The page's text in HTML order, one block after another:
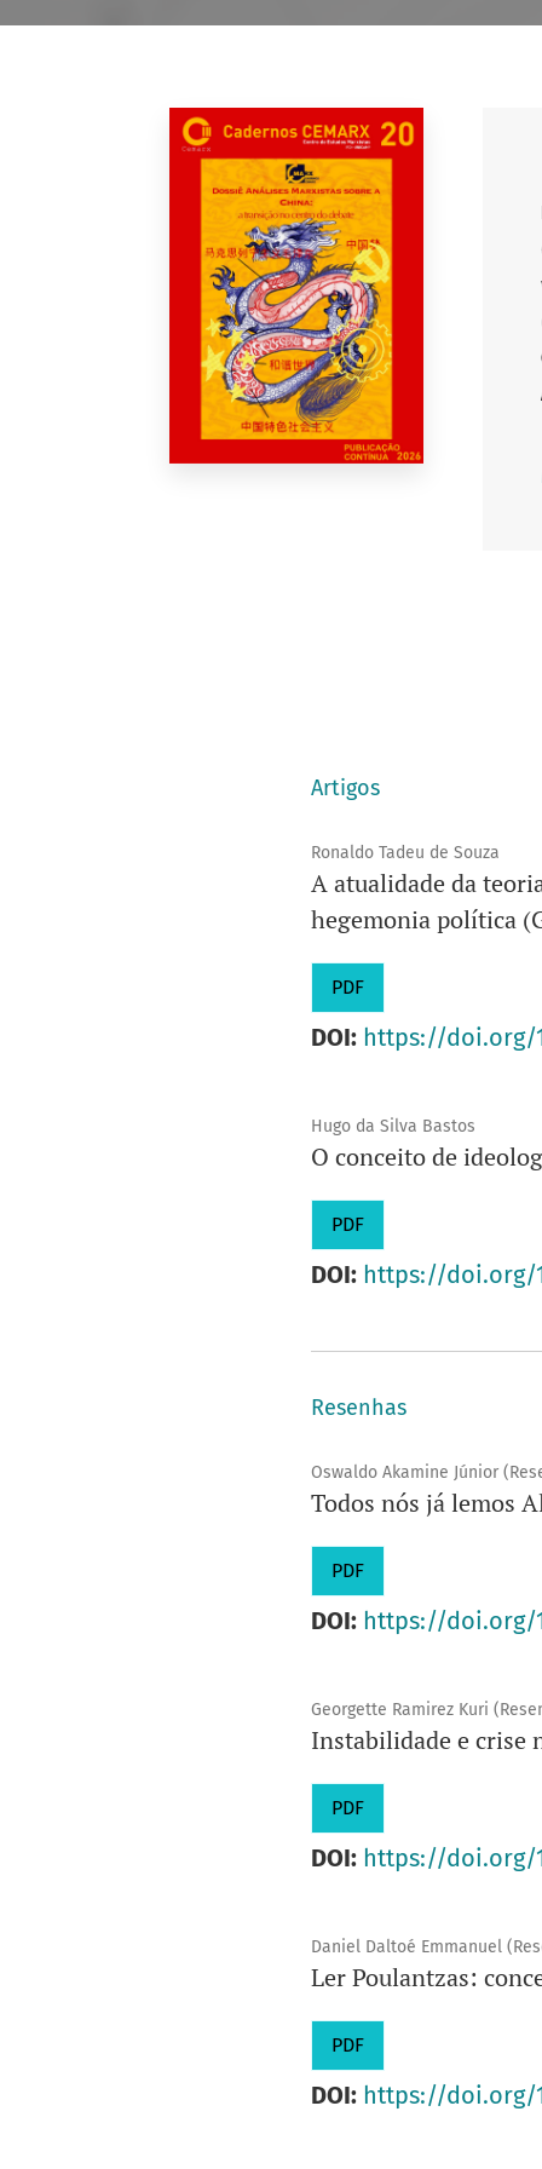
Artigos
Ronaldo Tadeu de Souza
A atualidade da
hegemonia política
PDF
DOI: https://doi.org/
Hugo da Silva Bastos
O conceito de
PDF
DOI: https://doi.org/
Resenhas
Oswaldo Akamine Júnior
Todos nós já lemos
PDF
DOI: https://doi.org/
Georgette Ramirez Kuri
Instabilidade e crise
PDF
DOI: https://doi.org/
Daniel Daltoé Emmanuel
Ler Poulantzas:
PDF
DOI: https://doi.org/